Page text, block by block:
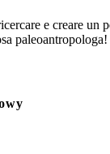
e creare un
paleoantropologa!